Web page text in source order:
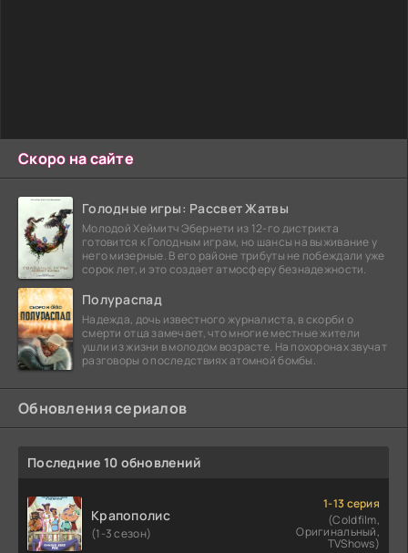
Скоро на сайте
Голодные игры: Рассвет Жатвы
Молодой Хеймитч Эбернети из 12-го дистрикта
готовится к Голодным играм, но шансы на выживание у
него мизерные. В его районе трибуты не побеждали уже
сорок лет, и это создает атмосферу безнадежности.
Полураспад
Надежда, дочь известного журналиста, в скорби о
смерти отца замечает, что многие местные жители
ушли из жизни в молодом возрасте. На похоронах звучат
разговоры о последствиях атомной бомбы.
Обновления сериалов
Последние 10 обновлений
Крапополис
(1-3 сезон)
1-13 серия
(Coldfilm,
Оригинальный,
TVShows)